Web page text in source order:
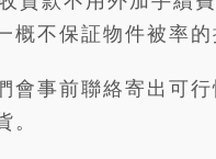
概不保証物件被率
會事前聯絡寄出可